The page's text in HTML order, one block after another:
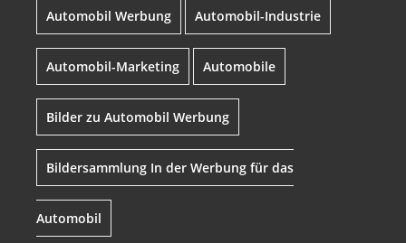
Automobil Werbung Automobil-Industrie
Automobil-Marketing Automobile
Bilder zu Automobil Werbung
Bildersammlung In der Werbung für das
Automobil